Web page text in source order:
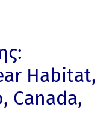
Habitat,
Canada,